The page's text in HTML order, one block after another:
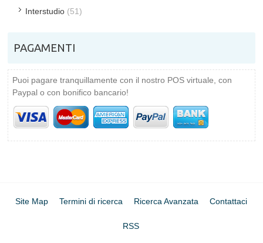
Interstudio (51)
PAGAMENTI
Puoi pagare tranquillamente con il nostro POS virtuale, con
Paypal o con bonifico bancario!
Site Map Termini di ricerca Ricerca Avanzata Contattaci
RSS